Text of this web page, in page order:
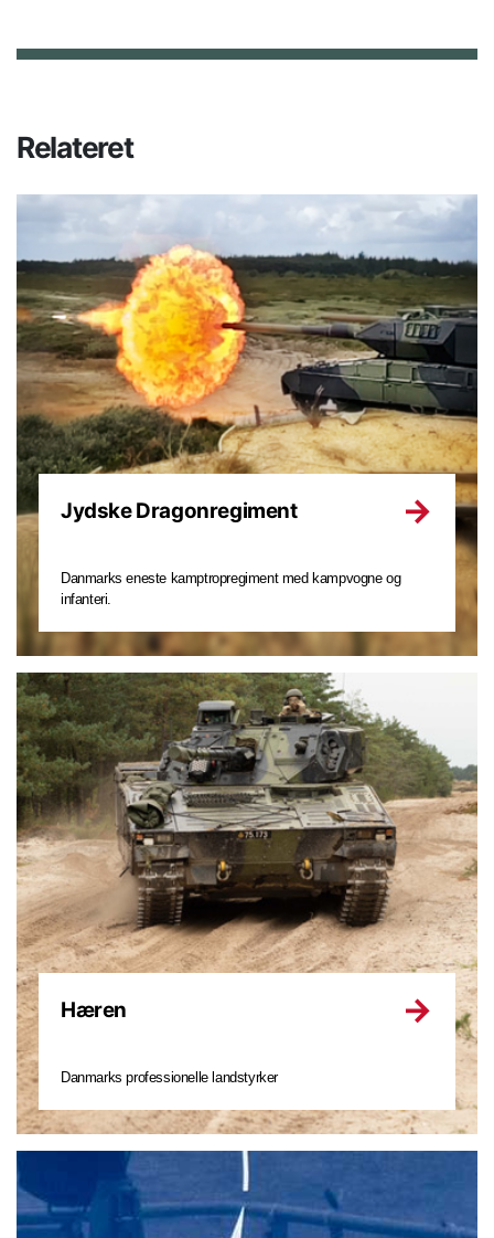
Relateret
Jydske Dragonregiment
Danmarks eneste kamptropregiment med kampvogne og
infanteri.
Hæren
Danmarks professionelle landstyrker